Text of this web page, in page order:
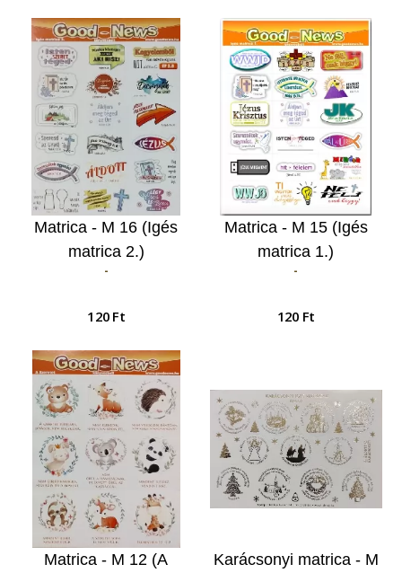
Matrica - M 16 (Igés
matrica 2.)
-
120 Ft
Matrica - M 15 (Igés
matrica 1.)
-
120 Ft
Matrica - M 12 (A
Karácsonyi matrica - M